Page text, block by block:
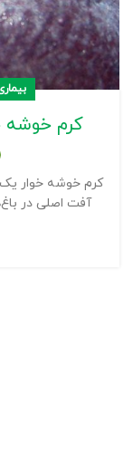
کرم خوشه
کرم خوشه خوار
آفت اصلی در